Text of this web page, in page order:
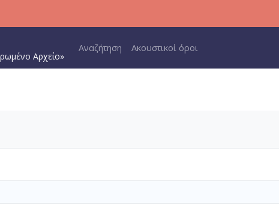
Αρχείο»
Main navigation
Αναζήτηση Ακουστικοί όροι